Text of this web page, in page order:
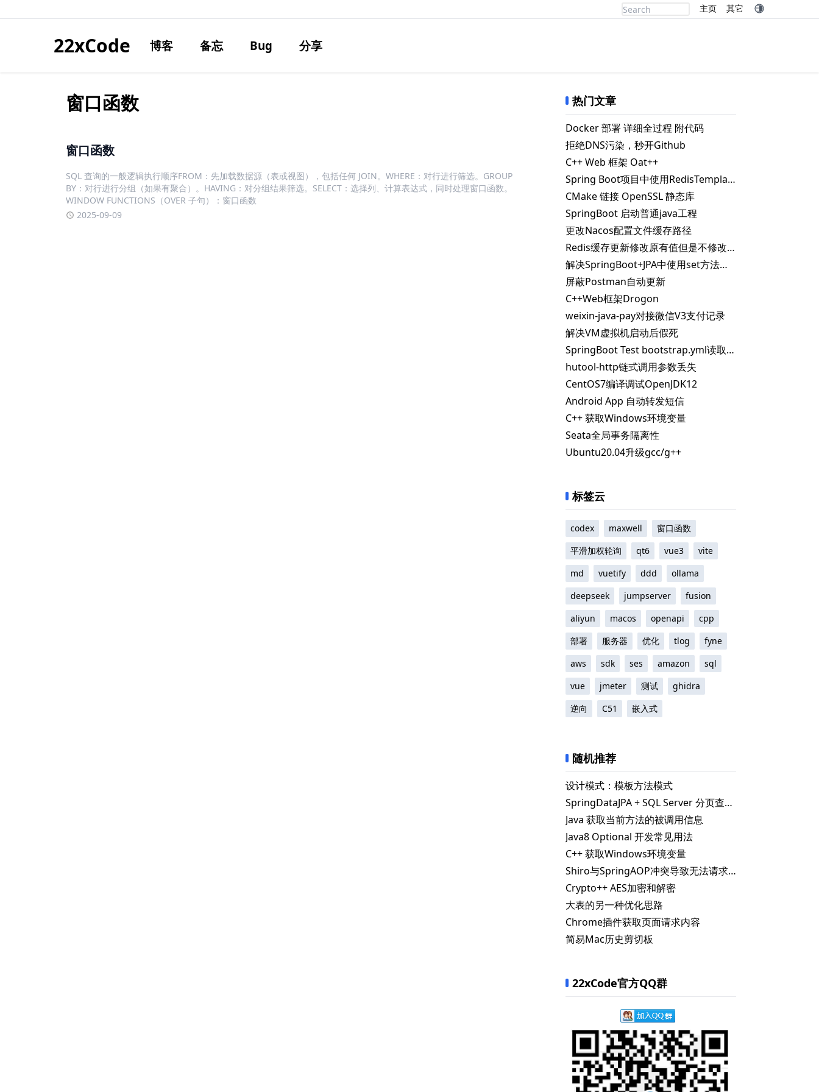
主页 其它
22xCode 博客 备忘 Bug 分享
窗口函数
窗口函数
SQL 查询的一般逻辑执行顺序FROM：先加载数据源（表或视图），包括任何 JOIN。WHERE：对行进行筛选。GROUP
BY：对行进行分组（如果有聚合）。HAVING：对分组结果筛选。SELECT：选择列、计算表达式，同时处理窗口函数。
WINDOW FUNCTIONS（OVER 子句）：窗口函数
2025-09-09
热门文章
Docker 部署 详细全过程 附代码
拒绝DNS污染，秒开Github
C++ Web 框架 Oat++
Spring Boot项目中使用RedisTemplate.delete() 删除指定key失败的解决办法
CMake 链接 OpenSSL 静态库
SpringBoot 启动普通java工程
更改Nacos配置文件缓存路径
Redis缓存更新修改原有值但是不修改失效时间
解决SpringBoot+JPA中使用set方法时自动更新数据库问题
屏蔽Postman自动更新
C++Web框架Drogon
weixin-java-pay对接微信V3支付记录
解决VM虚拟机启动后假死
SpringBoot Test bootstrap.yml读取不到指定配置
hutool-http链式调用参数丢失
CentOS7编译调试OpenJDK12
Android App 自动转发短信
C++ 获取Windows环境变量
Seata全局事务隔离性
Ubuntu20.04升级gcc/g++
标签云
codex maxwell
窗口函数
平滑加权轮询
qt6 vue3
vite
md
vuetify ddd
ollama
deepseek
jumpserver
fusion
aliyun
macos openapi
cpp
部署
服务器 优化 tlog
fyne
aws
sdk ses amazon
sql
vue
jmeter 测试
ghidra
逆向
C51 嵌入式
随机推荐
设计模式：模板方法模式
SpringDataJPA + SQL Server 分页查询返回page0_字段
Java 获取当前方法的被调用信息
Java8 Optional 开发常见用法
C++ 获取Windows环境变量
Shiro与SpringAOP冲突导致无法请求到Controller
Crypto++ AES加密和解密
大表的另一种优化思路
Chrome插件获取页面请求内容
简易Mac历史剪切板
22xCode官方QQ群